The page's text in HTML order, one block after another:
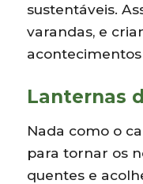
sustentáveis.
varandas, e
acontecimentos
Lanternas
Nada como o
para tornar os
quentes e